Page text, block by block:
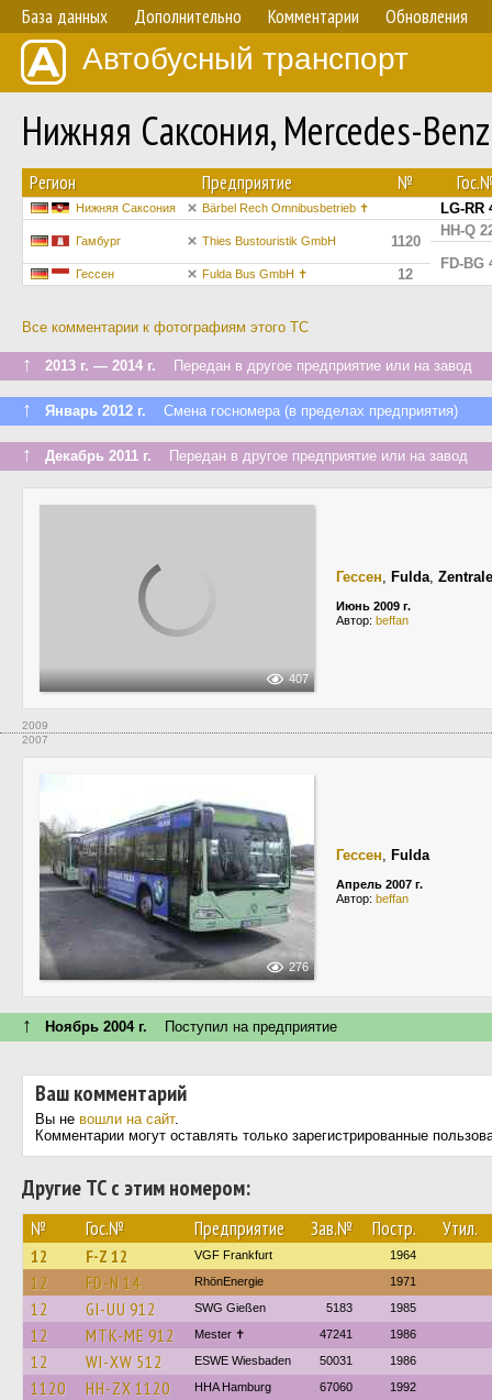
База данных Дополнительно Комментарии Обновления
Автобусный транспорт
Нижняя Саксония, Mercedes-
Регион Предприятие №
Нижняя Саксония Bärbel Rech Omnibusbetrieb ✝ LG-RR
Гамбург Thies Bustouristik GmbH 1120
HH-Q
FD-BG
Гессен Fulda Bus GmbH ✝ 12
Все комментарии к фотографиям этого ТС
↑ 2013 г. — 2014 г. Передан в другое предприятие или на завод
↑ Январь 2012 г. Смена госномера (в пределах предприятия)
↑ Декабрь 2011 г. Передан в другое предприятие или на завод
407
Гессен, Fulda,
Июнь 2009 г.
Автор: beffan
2009
2007
276
Гессен, Fulda
Апрель 2007 г.
Автор: beffan
↑ Ноябрь 2004 г. Поступил на предприятие
Ваш комментарий
Вы не вошли на сайт.
Комментарии могут оставлять только зарегистрированные
Другие ТС с этим номером:
№ Гос.№ Предприятие Зав.№ Постр. Утил.
12 F-Z 12 VGF Frankfurt 1964
12 FD-N 14 RhönEnergie 1971
12 GI-UU 912 SWG Gießen 5183 1985
12 MTK-ME 912 Mester ✝ 47241 1986
12 WI-XW 512 ESWE Wiesbaden 50031 1986
1120 HH-ZX 1120 HHA Hamburg 67060 1992